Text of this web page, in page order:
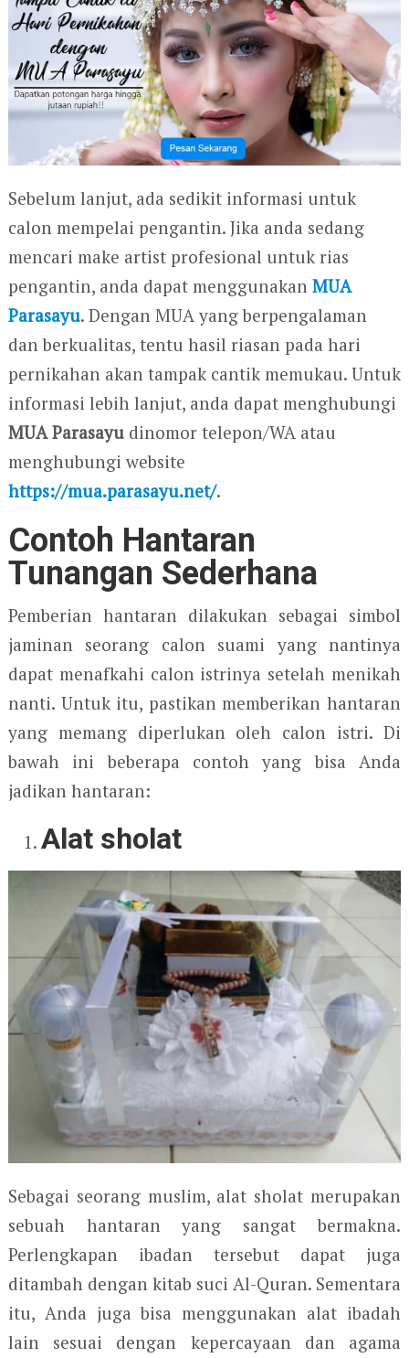
Sebelum lanjut, ada sedikit informasi untuk
calon mempelai pengantin. Jika anda sedang
mencari make artist profesional untuk rias
pengantin, anda dapat menggunakan MUA
Parasayu. Dengan MUA yang berpengalaman
dan berkualitas, tentu hasil riasan pada hari
pernikahan akan tampak cantik memukau. Untuk
informasi lebih lanjut, anda dapat menghubungi
MUA Parasayudinomor telepon/WA atau
menghubungi website
https://mua.parasayu.net/.
Contoh Hantaran
Tunangan Sederhana
Pemberian hantaran dilakukan sebagai simbol
jaminan seorang calon suami yang nantinya
dapat menafkahi calon istrinya setelah menikah
nanti. Untuk itu, pastikan memberikan hantaran
yang memang diperlukan oleh calon istri. Di
bawah ini beberapa contoh yang bisa Anda
jadikan hantaran:
Alat sholat
Sebagai seorang muslim, alat sholat merupakan
sebuah hantaran yang sangat bermakna.
Perlengkapan ibadan tersebut dapat juga
ditambah dengan kitab suci Al-Quran. Sementara
itu, Anda juga bisa menggunakan alat ibadah
lain sesuai dengan kepercayaan dan agama